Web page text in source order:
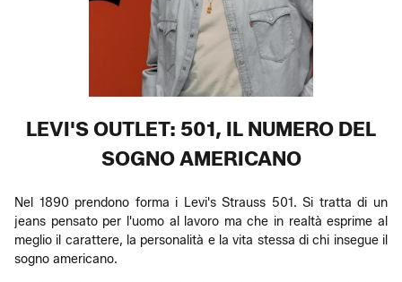
LEVI'S OUTLET: 501, IL NUMERO DEL
SOGNO AMERICANO
Nel 1890 prendono forma i Levi's Strauss 501. Si tratta di un
jeans pensato per l'uomo al lavoro ma che in realtà esprime al
meglio il carattere, la personalità e la vita stessa di chi insegue il
sogno americano.